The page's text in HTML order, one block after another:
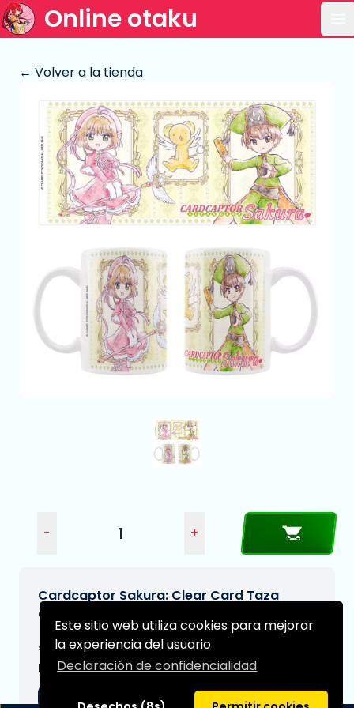
Este sitio web utiliza cookies para mejorar
la experiencia del usuario
Declaración de confidencialidad
Online otaku
← Volver a la tienda
Cardcaptor Sakura: Clear Card Taza
Cerámica Kero-chan
€12,99
Fecha de entrega prevista:
04-09-2026
- +